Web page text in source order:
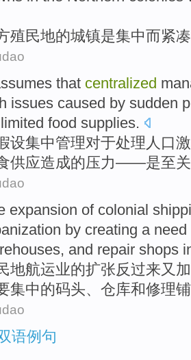
殖民地的城镇是集中而紧
that centralized
issues caused by sudden
limited food supplies.
设集中管理对于处理 人口
供应造成的压力——是至
expansion of colonial
by creating a need
, and repair shops
地航运业的扩张反过来又
集中的码头、 仓库和修理铺
语例句